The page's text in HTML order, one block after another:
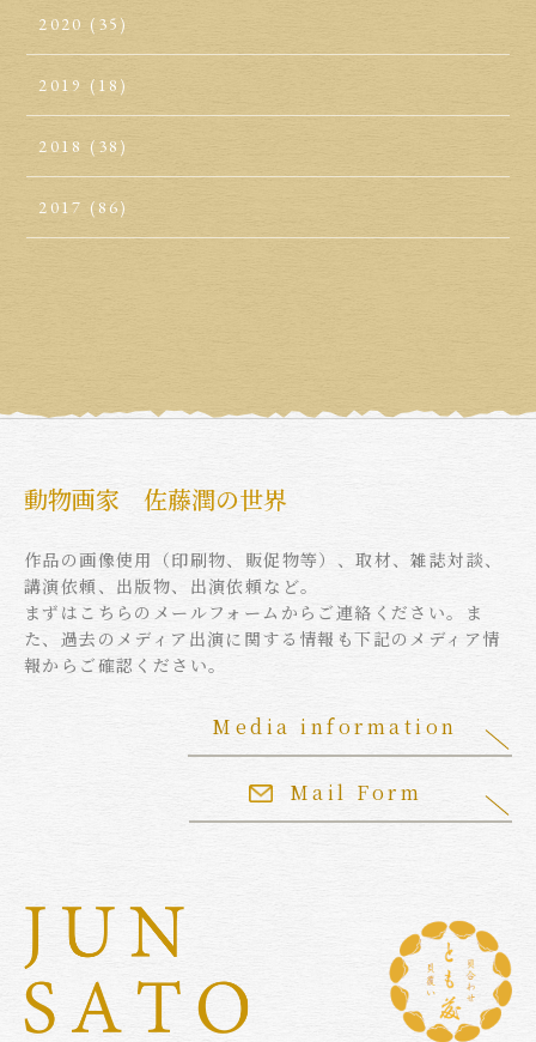
2020 (35)
2019 (18)
2018 (38)
2017 (86)
動物画家 佐藤潤の世界
作品の画像使用（印刷物、販促物等）、取材、雑誌対談、
講演依頼、出版物、出演依頼など。
まずはこちらのメールフォームからご連絡ください。ま
た、過去のメディア出演に関する情報も下記のメディア情
報からご確認ください。
Mail Form
Media information